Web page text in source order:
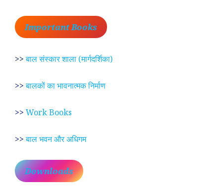
Important Books
>>बाल संस्कार शाला (मार्गदर्शिका)
>>बालकों का भावनात्मक निर्माण
>> Work Books
>>बाल भवन और अधिगम
Downloads